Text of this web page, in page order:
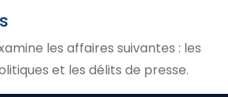
les affaires suivantes : les
et les délits de presse.